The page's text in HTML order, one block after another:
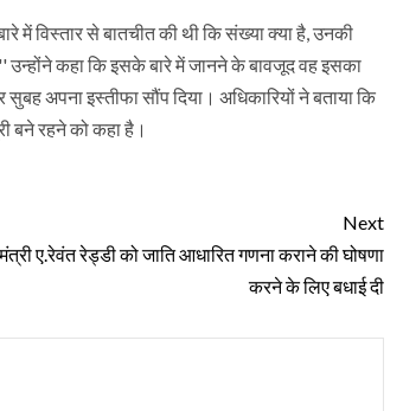
में विस्तार से बातचीत की थी कि संख्या क्या है, उनकी
कहा कि इसके बारे में जानने के बावजूद वह इसका
अपना इस्तीफा सौंप दिया। अधिकारियों ने बताया कि
बने रहने को कहा है।
Next
ए.रेवंत रेड्डी को जाति आधारित गणना कराने की घोषणा
करने के लिए बधाई दी